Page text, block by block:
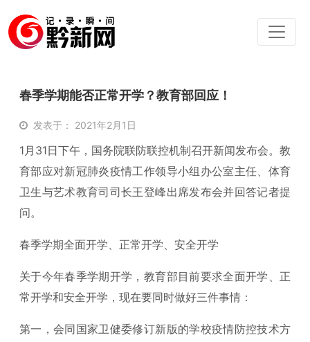
春季学期能否正常开学？教育部回应！
发表于： 2021年2月1日
1月31日下午，国务院联防联控机制召开新闻发布会。教
育部应对新冠肺炎疫情工作领导小组办公室主任、体育
卫生与艺术教育司司长王登峰出席发布会并回答记者提
问。
春季学期全面开学、正常开学、安全开学
关于今年春季学期开学，教育部目前要求全面开学、正
常开学和安全开学，现在要同时做好三件事情：
第一，会同国家卫健委修订新版的学校疫情防控技术方